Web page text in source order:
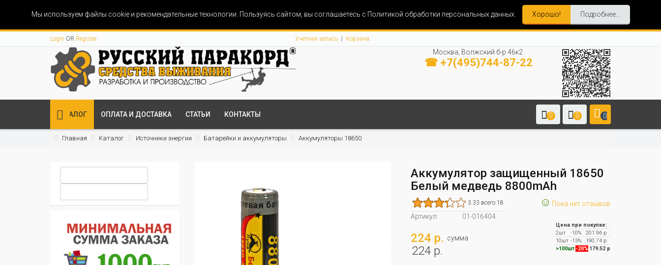
Мы используем файлы cookie и рекомендательные технологии. Пользуясь сайтом, вы соглашаетесь с Политикой обработки персональных данных. Хорошо! Подробнее...
Login OR Register Учетная запись Корзина
Москва, Волжский б-р 46к2
☎ +7(495)744-87-22
КАТАЛОГ ОПЛАТА И ДОСТАВКА СТАТЬИ КОНТАКТЫ 0 0 0
Главная Каталог Источники энергии Батарейки и аккумуляторы Аккумуляторы 18650
Аккумулятор защищенный 18650
Белый медведь 8800mAh
3.33 всего 18 ☺ Пока нет отзывов
Артикул:
01-016404
224 р. сумма
224 р.
Цена при покупке:
2шт
-10%
201.96 р
10шт -15%
190.74 р
>100шт -20% 179.52 р